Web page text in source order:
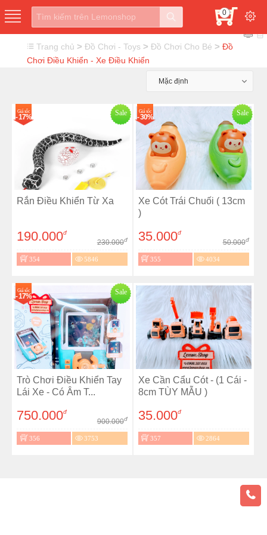
0
Trang chủ > Đồ Chơi - Toys > Đồ Chơi Cho Bé > Đồ
Chơi Điều Khiển - Xe Điều Khiển
Mặc định
Sale
Giá sốc
- 17%
Rắn Điều Khiển Từ Xa
190.000đ
230.000đ
354 5846
Sale
Giá sốc
- 30%
Xe Cót Trái Chuối ( 13cm
)
35.000đ
50.000đ
355 4034
Sale
Giá sốc
- 17%
Trò Chơi Điều Khiển Tay
Lái Xe - Có Âm T...
750.000đ
900.000đ
356 3753
Xe Cần Cẩu Cót - (1 Cái -
8cm TÙY MẪU )
35.000đ
357 2864